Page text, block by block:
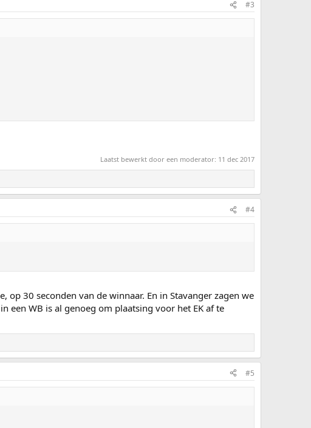
#3
Laatst bewerkt door een moderator: 11 dec 2017
#4
op 30 seconden van de winnaar. En in Stavanger zagen we
een WB is al genoeg om plaatsing voor het EK af te
#5